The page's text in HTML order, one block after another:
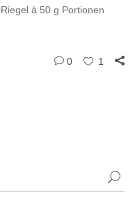
à 50 g Portionen
0 1